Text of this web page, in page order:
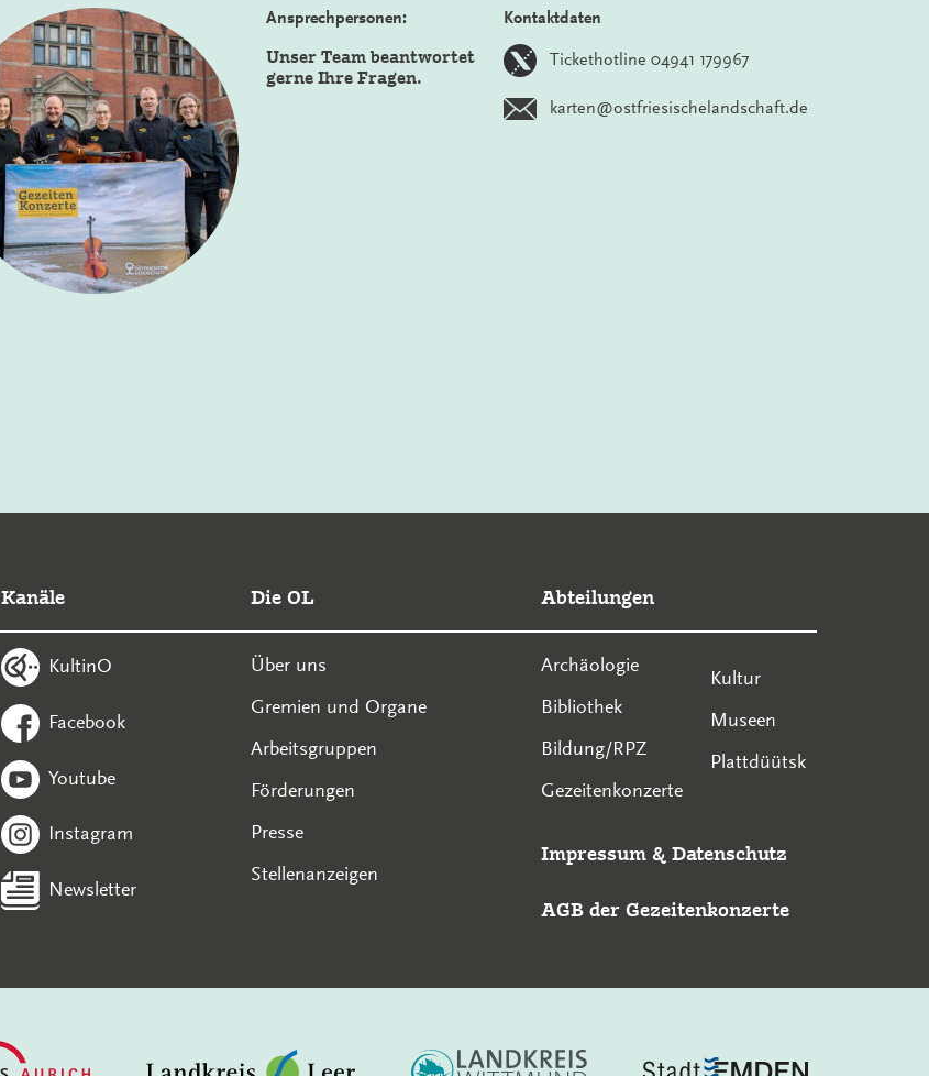
Ansprechpersonen:
Unser Team beantwortet
gerne Ihre Fragen.
Kontaktdaten
Tickethotline 04941 179967
karten@ostfriesischelandschaft.de
Kanäle
KultinO
Facebook
Youtube
Instagram
Newsletter
Die OL
Über uns
Gremien und Organe
Arbeitsgruppen
Förderungen
Presse
Stellenanzeigen
Abteilungen
Archäologie
Bibliothek
Bildung/RPZ
Gezeitenkonzerte
Kultur
Museen
Plattdüütsk
Impressum & Datenschutz
AGB der Gezeitenkonzerte